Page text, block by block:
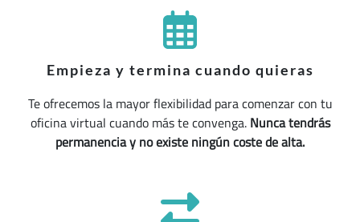
Empieza y termina cuando quieras
Te ofrecemos la mayor flexibilidad para comenzar con tu
oficina virtual cuando más te convenga.Nunca tendrás
permanencia y no existe ningún coste de alta.